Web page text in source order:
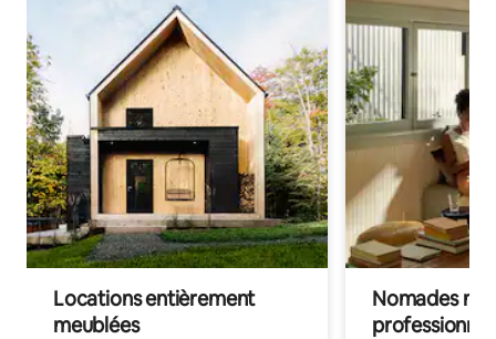
Locations entièrement
meublées
Nomades